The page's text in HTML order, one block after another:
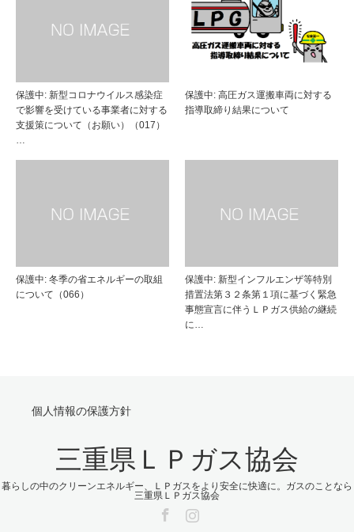
保護中: 新型コロナウイルス感染症
で影響を受けている事業者に対する
支援策について（お願い）（017）
…
保護中: 高圧ガス運搬車両に対する
指導取締り結果について
保護中: 冬季の省エネルギーの取組
について（066）
保護中: 新型インフルエンザ等特別
措置法第３２条第１項に基づく緊急
事態宣言に伴うＬＰガス供給の継続
に…
個人情報の保護方針
三重県ＬＰガス協会
暮らしの中のクリーンエネルギー、ＬＰガスをより安全に快適に。ガスのことなら
三重県ＬＰガス協会